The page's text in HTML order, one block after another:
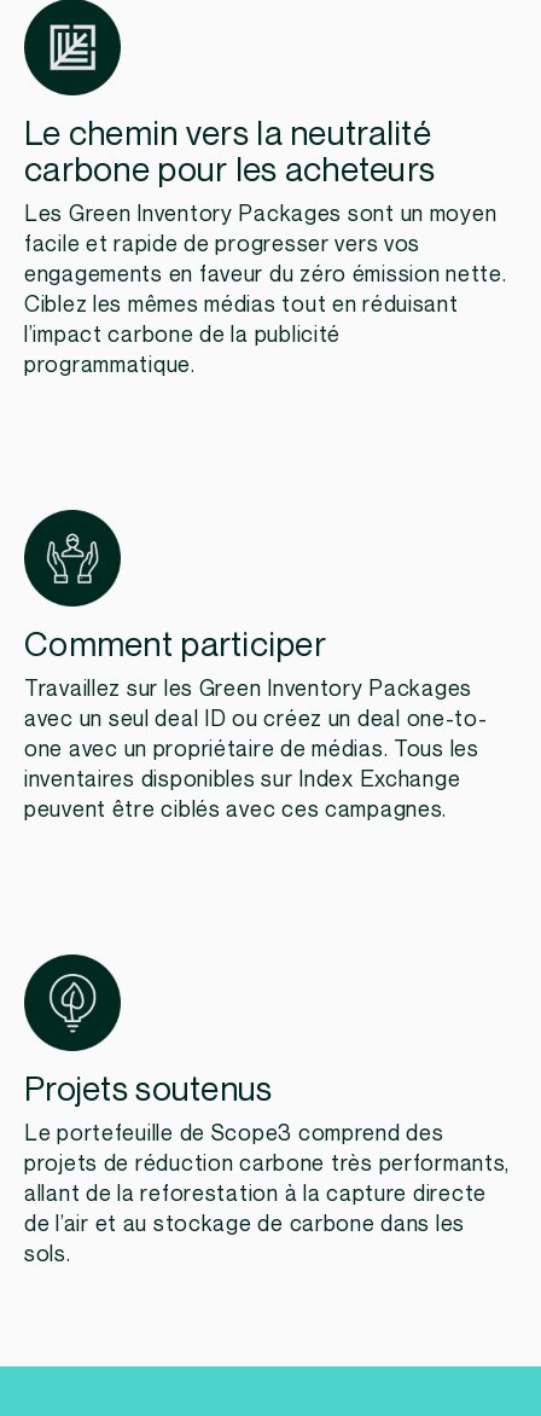
Le chemin vers la neutralité
carbone pour les acheteurs
Les Green Inventory Packages sont un moyen
facile et rapide de progresser vers vos
engagements en faveur du zéro émission nette.
Ciblez les mêmes médias tout en réduisant
l’impact carbone de la publicité
programmatique.
Comment participer
Travaillez sur les Green Inventory Packages
avec un seul deal ID ou créez un deal one-to-
one avec un propriétaire de médias. Tous les
inventaires disponibles sur Index Exchange
peuvent être ciblés avec ces campagnes.
Projets soutenus
Le portefeuille de Scope3 comprend des
projets de réduction carbone très performants,
allant de la reforestation à la capture directe
de l’air et au stockage de carbone dans les
sols.